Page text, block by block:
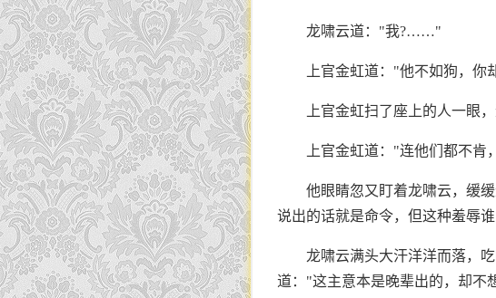
龙啸云道："我?……"
上官金虹道："他不如狗，你
上官金虹扫了座上的人一眼
上官金虹道："连他们都不
他眼睛忽又盯着龙啸云，缓
说出的话就是命令，但这种羞辱
龙啸云满头大汗洋洋而落，
道："这主意本是晚辈出的，却不